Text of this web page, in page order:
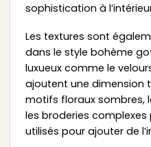
sophistication à
Les textures sont
dans le style bohème
luxueux comme le
ajoutent une dimension
motifs floraux sombres,
les broderies
utilisés pour ajouter de